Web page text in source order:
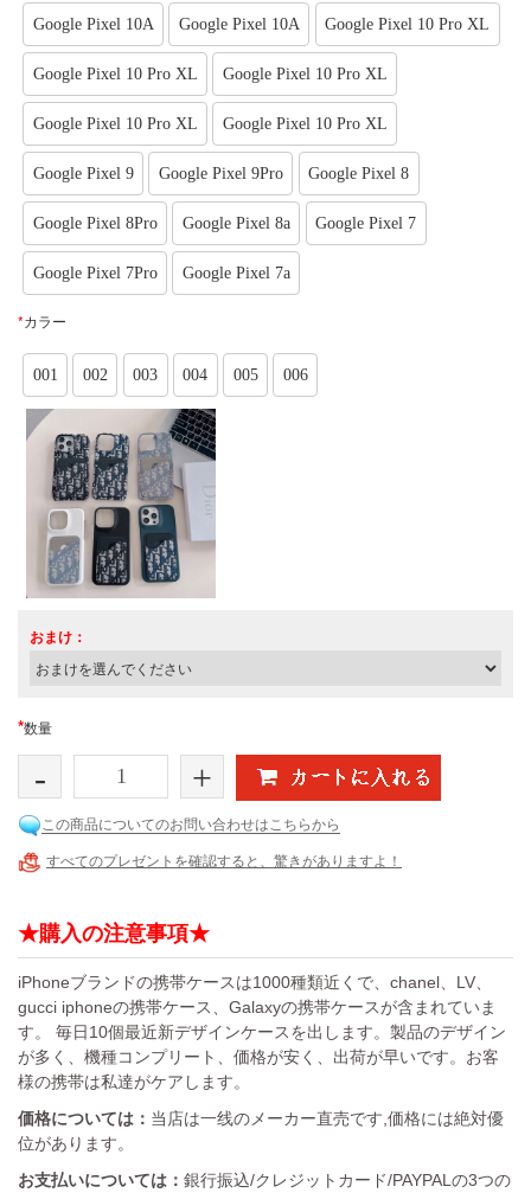
Google Pixel 10A Google Pixel 10A Google Pixel 10 Pro XL
Google Pixel 10 Pro XL Google Pixel 10 Pro XL
Google Pixel 10 Pro XL Google Pixel 10 Pro XL
Google Pixel 9 Google Pixel 9Pro Google Pixel 8
Google Pixel 8Pro Google Pixel 8a Google Pixel 7
Google Pixel 7Pro Google Pixel 7a
*カラー
001 002 003 004 005 006
おまけ：
*数量
- +
この商品についてのお問い合わせはこちらから
すべてのプレゼントを確認すると、驚きがありますよ！
★購入の注意事項★
iPhoneブランドの携帯ケースは1000種類近くで、chanel、LV、
gucci iphoneの携帯ケース、Galaxyの携帯ケースが含まれていま
す。 毎日10個最近新デザインケースを出します。製品のデザイン
が多く、機種コンプリート、価格が安く、出荷が早いです。お客
様の携帯は私達がケアします。
価格については： 当店は一线のメーカー直売です,価格には絶対優
位があります。
お支払いについては： 銀行振込/クレジットカード/PAYPALの3つの